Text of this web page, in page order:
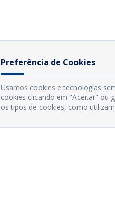
Preferência de Cookies
Usamos cookies e tecnologias
cookies clicando em "Aceitar" ou
os tipos de cookies, como